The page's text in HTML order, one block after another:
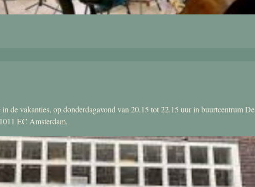
de vakanties, op donderdagavond van 20.15 tot 22.15 uur in buurtcentrum De
EC Amsterdam.